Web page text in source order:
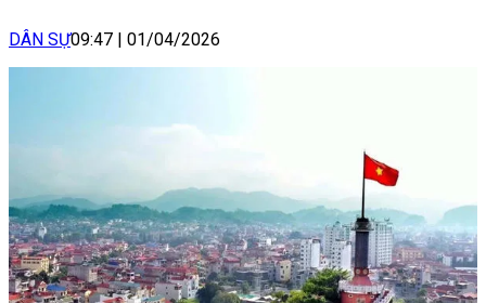
DÂN SỰ09:47 | 01/04/2026